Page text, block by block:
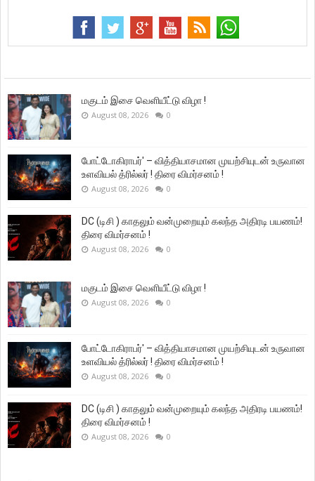
மகுடம் இசை வெளியீட்டு விழா !
August 08, 2026 0
போட்டோகிராபர்' – வித்தியாசமான முயற்சியுடன் உருவான
உளவியல் த்ரில்லர் ! திரை விமர்சனம் !
August 08, 2026 0
DC (டிசி ) காதலும் வன்முறையும் கலந்த அதிரடி பயணம்!
திரை விமர்சனம் !
August 08, 2026 0
மகுடம் இசை வெளியீட்டு விழா !
August 08, 2026 0
போட்டோகிராபர்' – வித்தியாசமான முயற்சியுடன் உருவான
உளவியல் த்ரில்லர் ! திரை விமர்சனம் !
August 08, 2026 0
DC (டிசி ) காதலும் வன்முறையும் கலந்த அதிரடி பயணம்!
திரை விமர்சனம் !
August 08, 2026 0